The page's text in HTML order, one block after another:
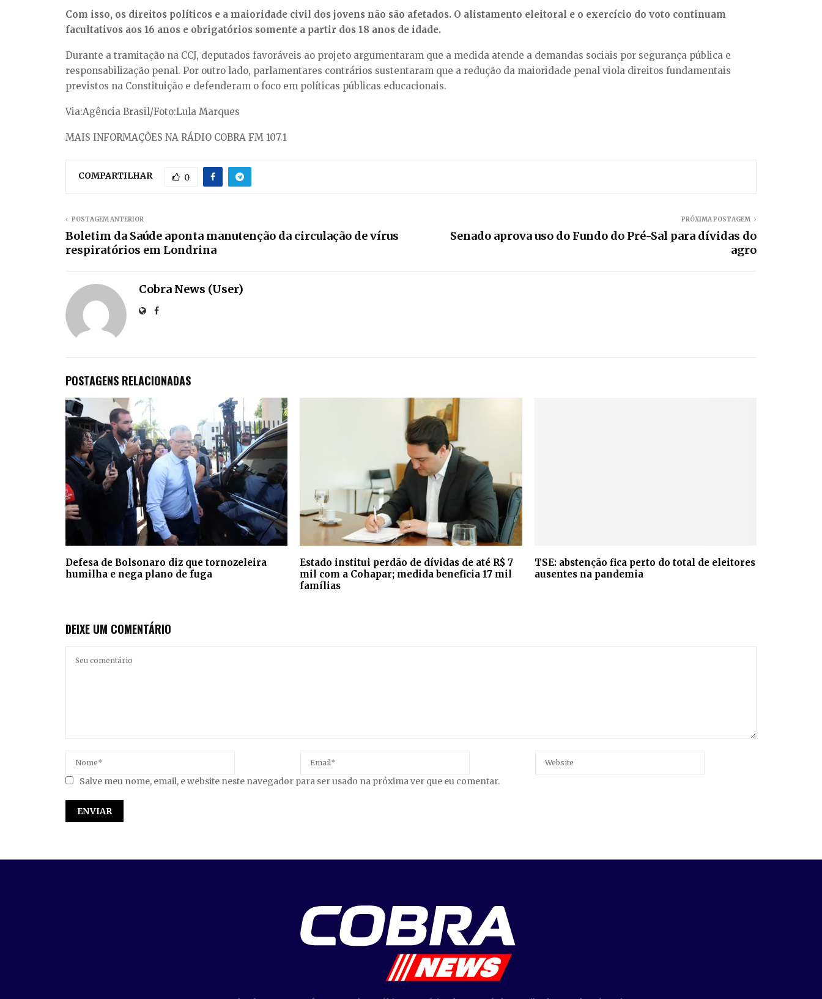
Com isso, os direitos políticos e a maioridade civil dos jovens não são afetados. O alistamento eleitoral e o exercício do voto continuam
facultativos aos 16 anos e obrigatórios somente a partir dos 18 anos de idade.
Durante a tramitação na CCJ, deputados favoráveis ao projeto argumentaram que a medida atende a demandas sociais por segurança pública e
responsabilização penal. Por outro lado, parlamentares contrários sustentaram que a redução da maioridade penal viola direitos fundamentais
previstos na Constituição e defenderam o foco em políticas públicas educacionais.
Via:Agência Brasil/Foto:Lula Marques
MAIS INFORMAÇÕES NA RÁDIO COBRA FM 107.1
COMPARTILHAR 0
POSTAGEM ANTERIOR
Boletim da Saúde aponta manutenção da circulação de vírus
respiratórios em Londrina
PRÓXIMA POSTAGEM
Senado aprova uso do Fundo do Pré-Sal para dívidas do
agro
Cobra News (User)
POSTAGENS RELACIONADAS
Defesa de Bolsonaro diz que tornozeleira
humilha e nega plano de fuga
Estado institui perdão de dívidas de até R$ 7
mil com a Cohapar; medida beneficia 17 mil
famílias
TSE: abstenção fica perto do total de eleitores
ausentes na pandemia
DEIXE UM COMENTÁRIO
Salve meu nome, email, e website neste navegador para ser usado na próxima ver que eu comentar.